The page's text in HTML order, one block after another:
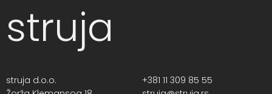
struja
struja d.o.o.
+381 11 309 85 55